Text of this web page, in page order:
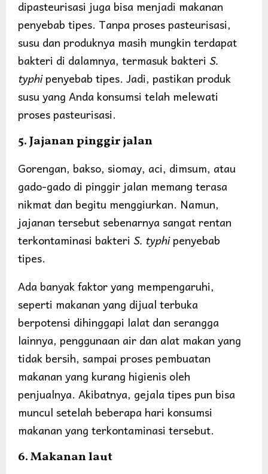
dipasteurisasi juga bisa menjadi makanan
penyebab tipes. Tanpa proses pasteurisasi,
susu dan produknya masih mungkin terdapat
bakteri di dalamnya, termasuk bakteri S.
typhipenyebab tipes. Jadi, pastikan produk
susu yang Anda konsumsi telah melewati
proses pasteurisasi.
5. Jajanan pinggir jalan
Gorengan, bakso, siomay, aci, dimsum, atau
gado-gado di pinggir jalan memang terasa
nikmat dan begitu menggiurkan. Namun,
jajanan tersebut sebenarnya sangat rentan
terkontaminasi bakteri S. typhipenyebab
tipes.
Ada banyak faktor yang mempengaruhi,
seperti makanan yang dijual terbuka
berpotensi dihinggapi lalat dan serangga
lainnya, penggunaan air dan alat makan yang
tidak bersih, sampai proses pembuatan
makanan yang kurang higienis oleh
penjualnya. Akibatnya, gejala tipes pun bisa
muncul setelah beberapa hari konsumsi
makanan yang terkontaminasi tersebut.
6. Makanan laut